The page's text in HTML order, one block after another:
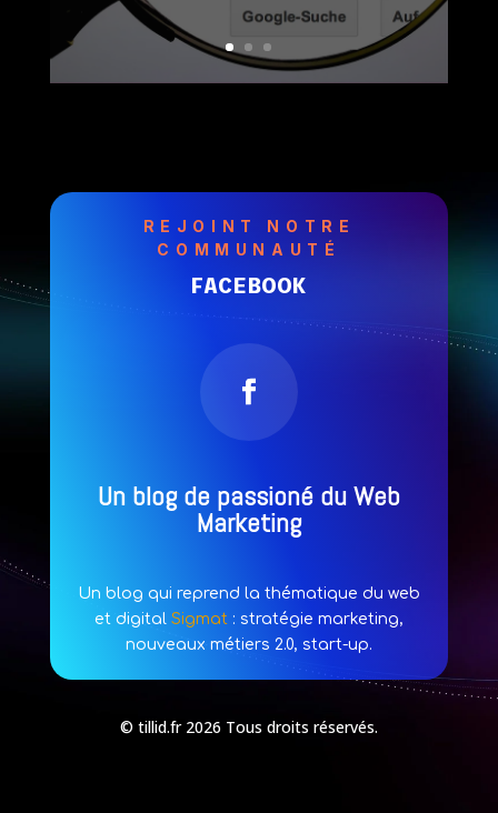
REJOINT NOTRE
COMMUNAUTÉ
FACEBOOK
Un blog de passioné du Web
Marketing
Un blog qui reprend la thématique du web
et digital Sigmat : stratégie marketing,
nouveaux métiers 2.0, start-up.
© tillid.fr 2026 Tous droits réservés.